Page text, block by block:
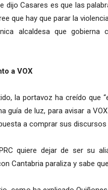
dijo Casares es que las
que hay que parar la
alcaldesa que gobierna
a VOX
la portavoz ha creído que
guía de luz, para avisar a
a comprar sus
quiere dejar de ser su
Cantabria paraliza y sabe